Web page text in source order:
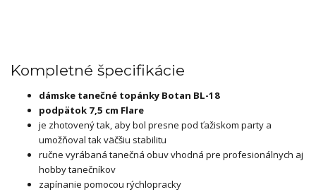
Kompletné špecifikácie
dámske tanečné topánky Botan BL-18
podpätok 7,5 cm Flare
je zhotovený tak, aby bol presne pod ťažiskom party a
umožňoval tak väčšiu stabilitu
ručne vyrábaná tanečná obuv vhodná pre profesionálnych aj
hobby tanečníkov
zapínanie pomocou rýchlopracky